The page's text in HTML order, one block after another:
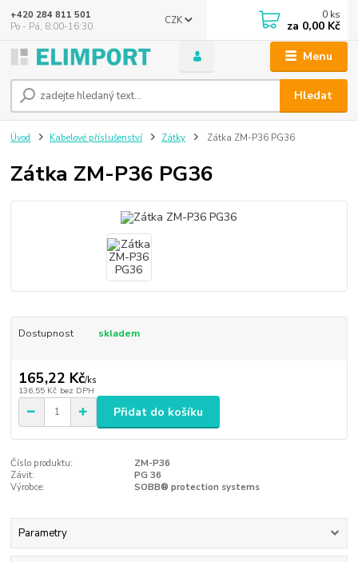
Menu
CZK
Hledat
+420 284 811 501
Po - Pá, 8:00-16:30
0 ks
za 0,00 Kč
Úvod Kabelové příslušenství Zátky Zátka ZM-P36 PG36
Zátka ZM-P36 PG36
Dostupnost skladem
165,22 Kč/ks
136,55 Kč bez DPH
Přidat do košíku
Číslo produktu:
ZM-P36
Závit:
PG 36
Výrobce:
SOBB® protection systems
Parametry